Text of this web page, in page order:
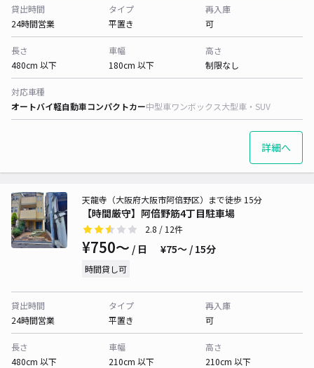
貸出時間
24時間営業
タイプ
平置き
再入庫
可
長さ
480cm 以下
車幅
180cm 以下
高さ
制限なし
対応車種
オートバイ軽自動車コンパクトカー中型車ワンボックス大型車・SUV
詳細へ
【時間厳守】阿倍野筋4丁目駐車場
天龍寺（大阪府大阪市阿倍野区）まで徒歩 15分
2.8 / 12件
¥750〜 / 日 ¥75〜 / 15分
時間貸し可
貸出時間
24時間営業
タイプ
平置き
再入庫
可
長さ
480cm 以下
車幅
210cm 以下
高さ
210cm 以下